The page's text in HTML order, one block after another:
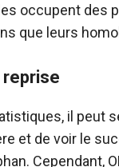
occupent
que leurs
reprise
il peut
et de voir le
Cependant,